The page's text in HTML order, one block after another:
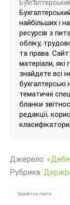
найбільших і
ресурсів з
обліку,
та права. Сайт
матеріали,
знайдете всі
тематичні
бланки
редакції,
Джерело:
Рубрика:
Заробітна плата